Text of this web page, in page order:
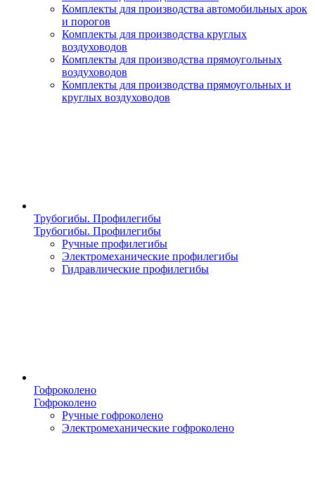
Комплекты для производства автомобильных арок
и порогов
Комплекты для производства круглых
воздуховодов
Комплекты для производства прямоугольных
воздуховодов
Комплекты для производства прямоугольных и
круглых воздуховодов
Трубогибы. Профилегибы
Трубогибы. Профилегибы
Ручные профилегибы
Электромеханические профилегибы
Гидравлические профилегибы
Гофроколено
Гофроколено
Ручные гофроколено
Электромеханические гофроколено